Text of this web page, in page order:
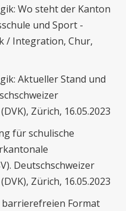
Wo steht der Kanton
und Sport -
/ Integration, Chur,
Aktueller Stand und
Zürich, 16.05.2023
für schulische
Deutschschweizer
Zürich, 16.05.2023
Format